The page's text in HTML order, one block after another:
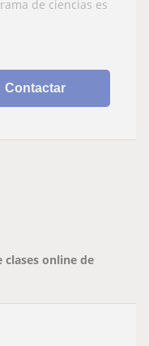
clases
de ciencias es
Contactar
online de